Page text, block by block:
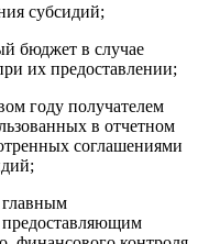
субсидий;
бюджет в случае
их предоставлении;
году получателем
в отчетном
соглашениями
главным